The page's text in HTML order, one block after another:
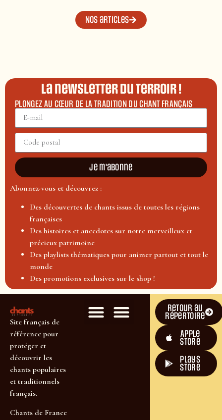
Nos articles
La newsletter du terroir !
PLONGEZ AU CŒUR DE LA TRADITION DU CHANT FRANÇAIS
Je m'abonne
Abonnez-vous et découvrez :
Des découvertes de chants issus de toutes les régions
françaises
Des histoires et anecdotes sur notre merveilleux et
précieux patrimoine
Des playlists thématiques pour animer partout et tout le
monde
Des promotions exclusives sur le shop !
Site français de
référence pour
protéger et
découvrir les
chants populaires
et traditionnels
français.
Chants de France
Retour au
répertoire
Apple
Store
plays
store